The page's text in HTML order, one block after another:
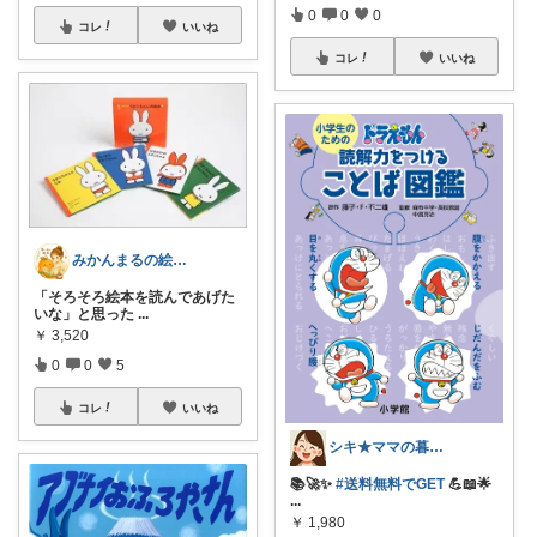
コレ いいね
みかんまるの絵本棚
「そろそろ絵本を読んであげた
いな」と思った ...
￥ 3,520
0 0 5
コレ いいね
0 0 0
コレ いいね
シキ★ママの暮らし、キッズ
📚🚀✨ #送料無料でGET💪📖🌟
...
￥ 1,980